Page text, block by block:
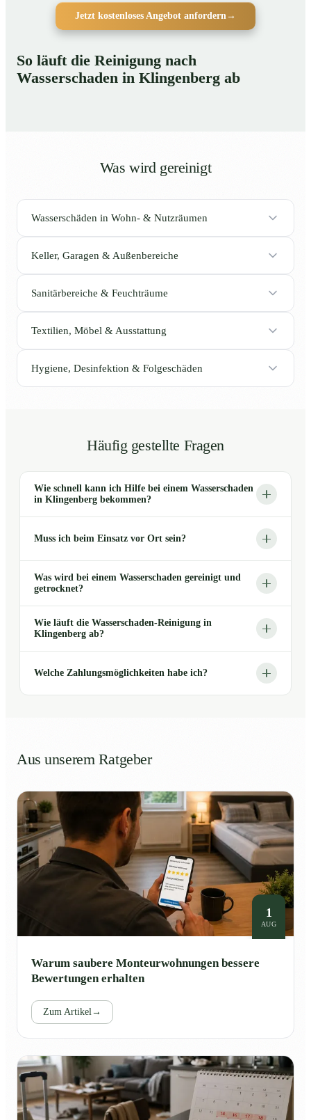
Jetzt kostenloses Angebot anfordern→
So läuft die Reinigung nach
Wasserschaden in Klingenberg ab
Was wird gereinigt
Wasserschäden in Wohn- & Nutzräumen
Keller, Garagen & Außenbereiche
Sanitärbereiche & Feuchträume
Textilien, Möbel & Ausstattung
Hygiene, Desinfektion & Folgeschäden
Häufig gestellte Fragen
Wie schnell kann ich Hilfe bei einem Wasserschaden
in Klingenberg bekommen?
Muss ich beim Einsatz vor Ort sein?
Was wird bei einem Wasserschaden gereinigt und
getrocknet?
Wie läuft die Wasserschaden-Reinigung in
Klingenberg ab?
Welche Zahlungsmöglichkeiten habe ich?
Aus unserem Ratgeber
1
AUG
Warum saubere Monteurwohnungen bessere
Bewertungen erhalten
Zum Artikel→